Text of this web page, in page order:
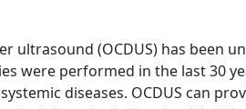
ultrasound (OCDUS) has been
were performed in the last 30
diseases. OCDUS can